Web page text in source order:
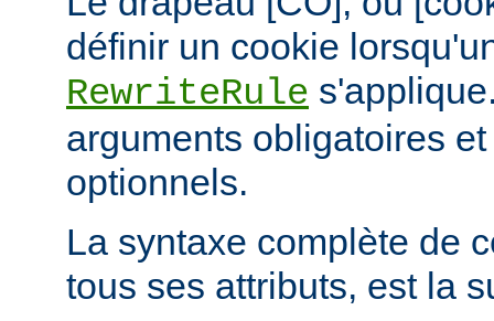
définir un cookie
RewriteRule
arguments obligatoires
optionnels.
La syntaxe complète de
tous ses attributs, est la